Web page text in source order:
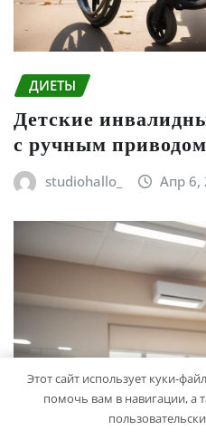
ДИЕТЫ
Детские
с ручным приводом
studiohallo_ Апр 6,
Этот сайт использует куки-
помочь вам в навигации, а